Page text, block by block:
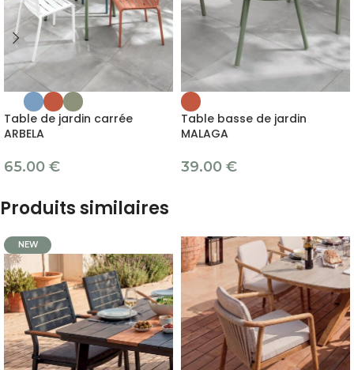
Table de jardin carrée
ARBELA
65.00 €
Table basse de jardin
MALAGA
39.00 €
Produits similaires
NEW